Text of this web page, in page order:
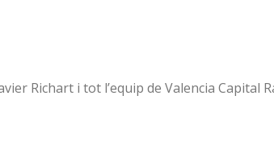
Richart i tot l’equip de Valencia Capital